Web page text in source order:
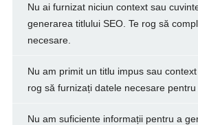
Nu ai furnizat niciun context sau
generarea titlului SEO. Te rog să
necesare.
Nu am primit un titlu impus sau
rog să furnizați datele necesare pentru
Nu am suficiente informații pentru a